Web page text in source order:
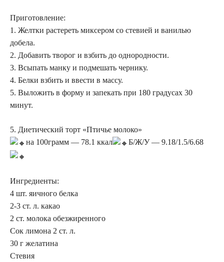
Приготовление:
1. Желтки растереть миксером со стевией и ванилью
добела.
2. Добавить творог и взбить до однородности.
3. Всыпать манку и подмешать чернику.
4. Белки взбить и ввести в массу.
5. Выложить в форму и запекать при 180 градусах 30
минут.
5. Диетический торт «Птичье молоко»
на 100грамм — 78.1 ккал
Б/Ж/У — 9.18/1.5/6.68
Ингредиенты:
4 шт. яичного белка
2-3 ст. л. какао
2 ст. молока обезжиренного
Сок лимона 2 ст. л.
30 г желатина
Стевия